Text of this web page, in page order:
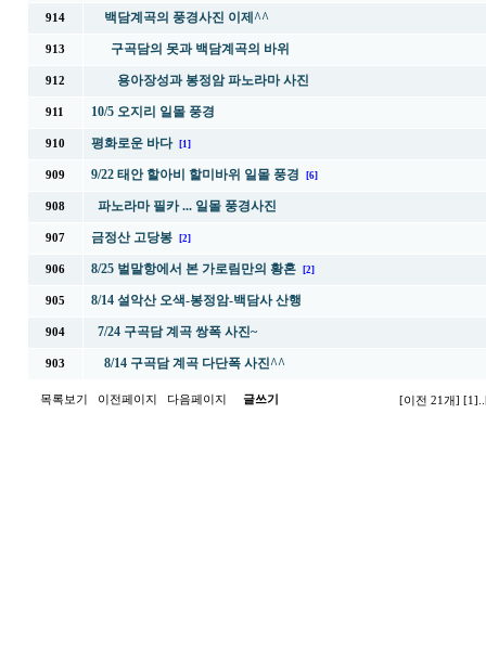
914 백담계곡의 풍경사진 이제^^
913 구곡담의 못과 백담계곡의 바위
912 용아장성과 봉정암 파노라마 사진
911 10/5 오지리 일몰 풍경
910 평화로운 바다 [1]
909 9/22 태안 할아비 할미바위 일몰 풍경 [6]
908 파노라마 필카 ... 일몰 풍경사진
907 금정산 고당봉 [2]
906 8/25 벌말항에서 본 가로림만의 황혼 [2]
905 8/14 설악산 오색-봉정암-백담사 산행
904 7/24 구곡담 계곡 쌍폭 사진~
903 8/14 구곡담 계곡 다단폭 사진^^
목록보기 이전페이지 다음페이지 글쓰기 [이전 21개] [1]